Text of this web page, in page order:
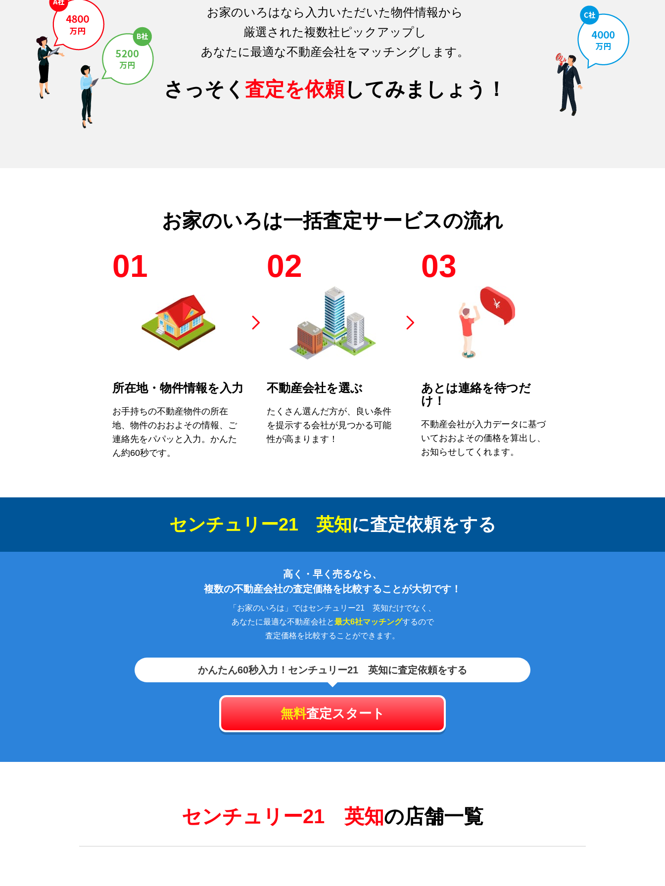
お家のいろはなら入力いただいた物件情報から
厳選された複数社ピックアップし
あなたに最適な不動産会社をマッチングします。
さっそく 査定を依頼してみましょう！
お家のいろは一括査定サービスの流れ
01
所在地・物件情報を入力
お手持ちの不動産物件の所在
地、物件のおおよその情報、ご
連絡先をパパッと入力。かんた
ん約60秒です。
02
不動産会社を選ぶ
たくさん選んだ方が、良い条件
を提示する会社が見つかる可能
性が高まります！
03
あとは連絡を待つだ
け！
不動産会社が入力データに基づ
いておおよその価格を算出し、
お知らせしてくれます。
センチュリー21 英知に査定依頼をする
高く・早く売るなら、
複数の不動産会社の査定価格を比較することが大切です！
「お家のいろは」ではセンチュリー21 英知だけでなく、
あなたに最適な不動産会社と最大6社マッチングするので
査定価格を比較することができます。
かんたん60秒入力！ センチュリー21 英知に査定依頼をする
無料査定スタート
センチュリー21 英知の店舗一覧